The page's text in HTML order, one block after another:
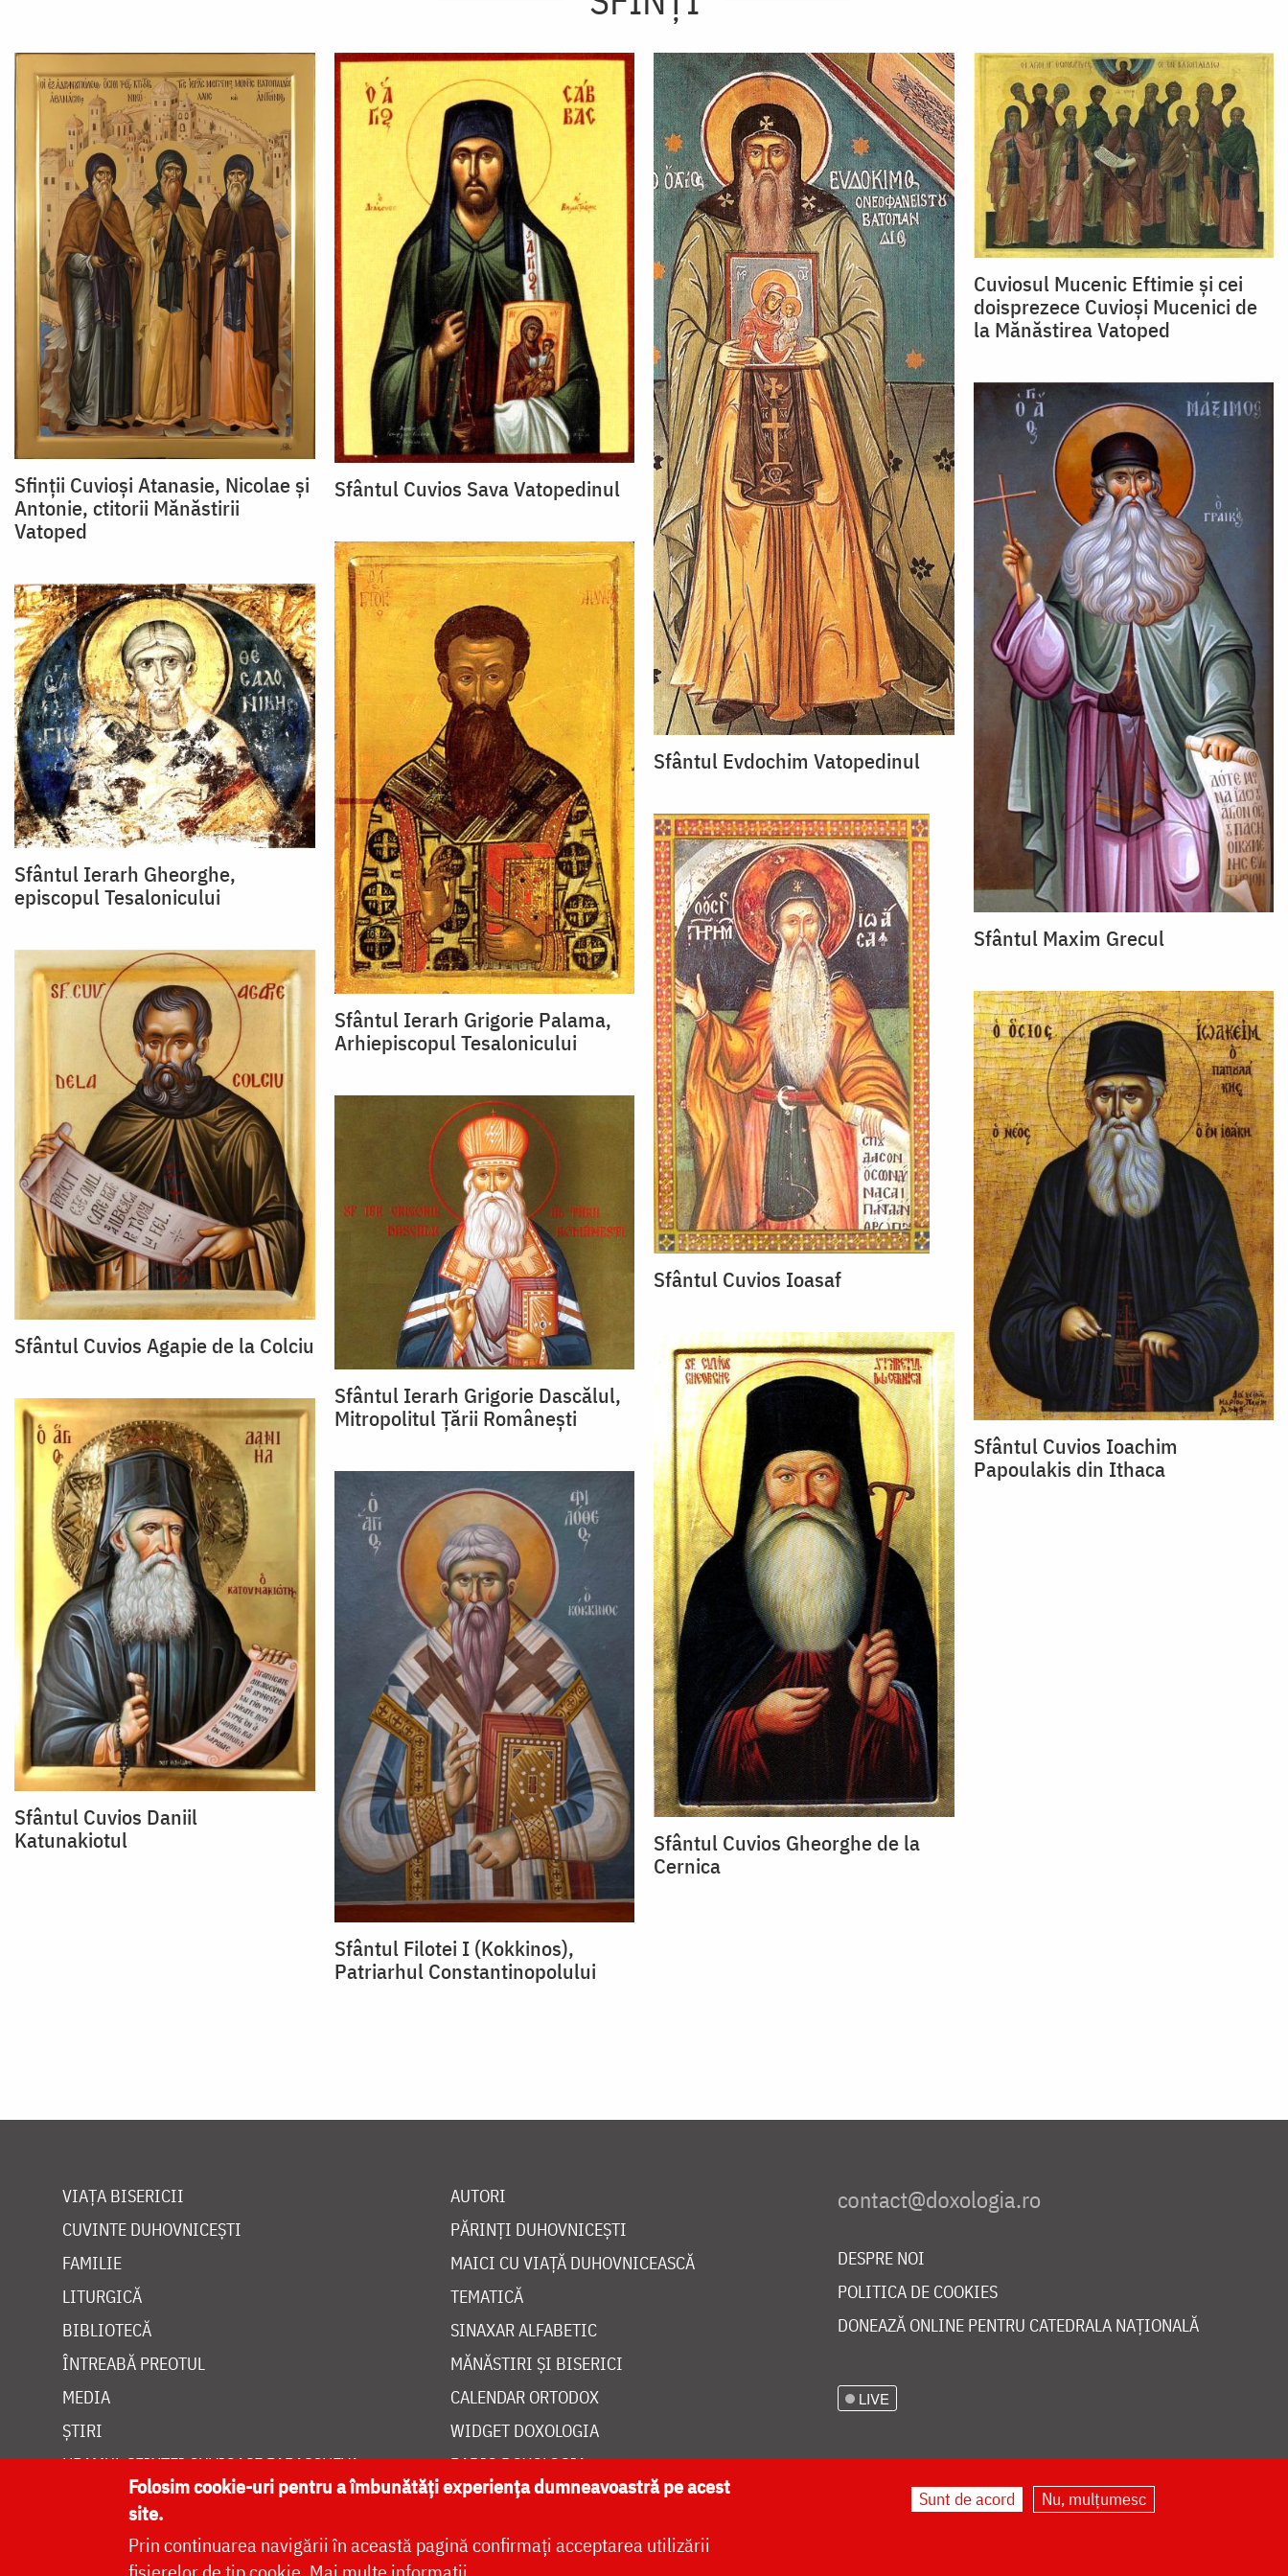
Sfinții Cuvioși Atanasie, Nicolae și
Antonie, ctitorii Mănăstirii
Vatoped
Sfântul Cuvios Sava Vatopedinul
Sfântul Evdochim Vatopedinul
Cuviosul Mucenic Eftimie și cei
doisprezece Cuvioși Mucenici de
la Mănăstirea Vatoped
Sfântul Maxim Grecul
Sfântul Ierarh Grigorie Palama,
Arhiepiscopul Tesalonicului
Sfântul Ierarh Gheorghe,
episcopul Tesalonicului
Sfântul Cuvios Ioasaf
Sfântul Cuvios Agapie de la Colciu
Sfântul Cuvios Ioachim
Papoulakis din Ithaca
Sfântul Ierarh Grigorie Dascălul,
Mitropolitul Țării Românești
Sfântul Cuvios Gheorghe de la
Cernica
Sfântul Cuvios Daniil
Katunakiotul
Sfântul Filotei I (Kokkinos),
Patriarhul Constantinopolului
VIAȚA BISERICII
CUVINTE DUHOVNICEȘTI
FAMILIE
LITURGICĂ
BIBLIOTECĂ
ÎNTREABĂ PREOTUL
MEDIA
ȘTIRI
HRAMUL SFINTEI CUVIOASE PARASCHEVA
AUTORI
PĂRINȚI DUHOVNICEȘTI
MAICI CU VIAȚĂ DUHOVNICEASCĂ
TEMATICĂ
SINAXAR ALFABETIC
MĂNĂSTIRI ȘI BISERICI
CALENDAR ORTODOX
WIDGET DOXOLOGIA
RADIO DOXOLOGIA
DESPRE NOI
POLITICA DE COOKIES
DONEAZĂ ONLINE PENTRU CATEDRALA NAȚIONALĂ
LIVE
Folosim cookie-uri pentru a îmbunătăți experiența dumneavoastră pe acest
site.
Prin continuarea navigării în această pagină confirmați acceptarea utilizării
Sunt de acord Nu, mulțumesc